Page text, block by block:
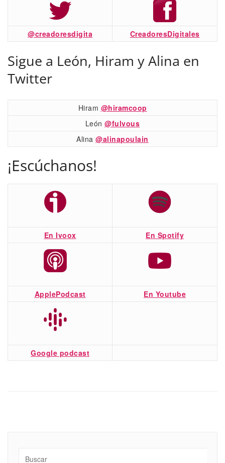
@creadoresdigita CreadoresDigitales
Sigue a León, Hiram y Alina en
Twitter
Hiram @hiramcoop
León@fulvous
Alina@alinapoulain
¡Escúchanos!
En Ivoox En Spotify
ApplePodcast En Youtube
Google podcast